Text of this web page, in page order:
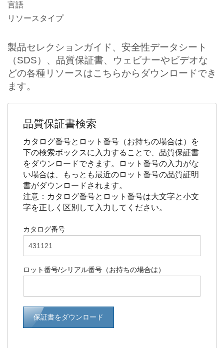
言語
リソースタイプ
製品セレクションガイド、安全性データシート
（SDS）、品質保証書、ウェビナーやビデオな
どの各種リソースはこちらからダウンロードでき
ます。
品質保証書検索
カタログ番号とロット番号（お持ちの場合は）を
下の検索ボックスに入力することで、品質保証書
をダウンロードできます。ロット番号の入力がな
い場合は、もっとも最近のロット番号の品質証明
書がダウンロードされます。
注意：カタログ番号とロット番号は大文字と小文
字を正しく区別して入力してください。
カタログ番号
ロット番号/シリアル番号（お持ちの場合は）
保証書をダウンロード